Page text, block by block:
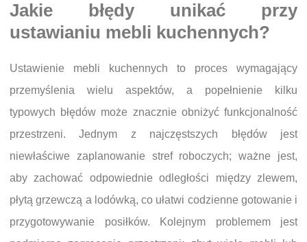
Jakie błędy unikać przy
ustawianiu mebli kuchennych?
Ustawienie mebli kuchennych to proces wymagający
przemyślenia wielu aspektów, a popełnienie kilku
typowych błędów może znacznie obniżyć funkcjonalność
przestrzeni. Jednym z najczęstszych błędów jest
niewłaściwe zaplanowanie stref roboczych; ważne jest,
aby zachować odpowiednie odległości między zlewem,
płytą grzewczą a lodówką, co ułatwi codzienne gotowanie i
przygotowywanie posiłków. Kolejnym problemem jest